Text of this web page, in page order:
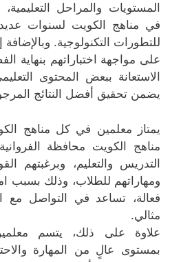
المستويات والمراحل
في مناهج الكويت لسنوات
للتطورات التكنولوجية.
على مواجهة اختباراتهم بنهاية
الاستعانة ببعض المحتوى
يضمن تحقيق أفضل النتائج
يمتاز معلمين في كل مناهج
مناهج الكويت محافظة
التدريس والتعليم، وبرغبتهم
ومهاراتهم للطلاب، وذلك بسبب
فعالة، تساعد في التواصل مع
مثالي.
علاوة على ذلك، يتسم
بمستوى عالٍ من المهارة